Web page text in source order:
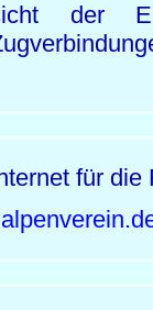
der
für